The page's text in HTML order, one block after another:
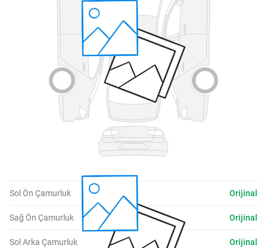
Sol Ön Çamurluk Orijinal
Sağ Ön Çamurluk Orijinal
Sol Arka Çamurluk Orijinal